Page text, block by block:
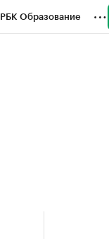
РБК Образование